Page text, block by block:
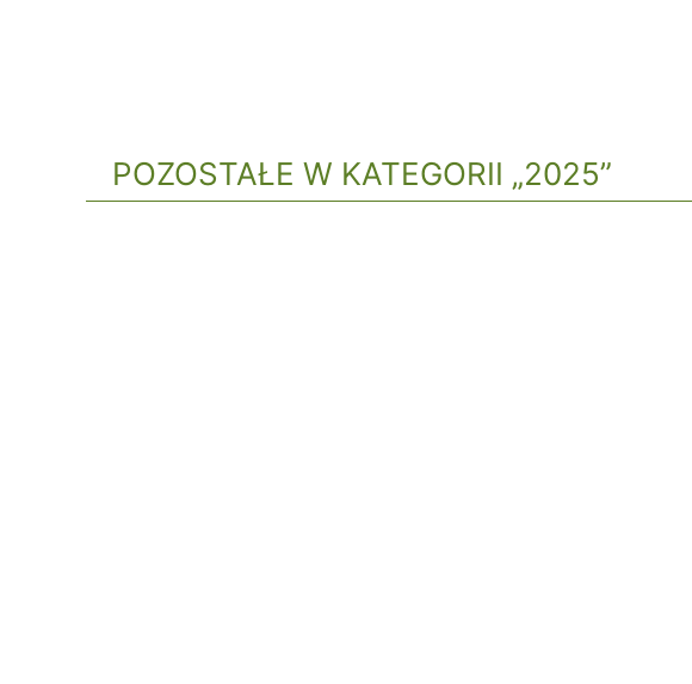
POZOSTAŁE W KATEGORII „2025”